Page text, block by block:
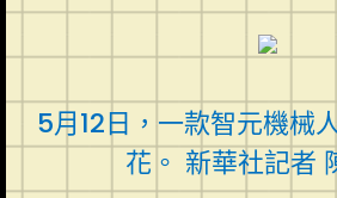
5月12日，一款智元機械
花。 新華社記者